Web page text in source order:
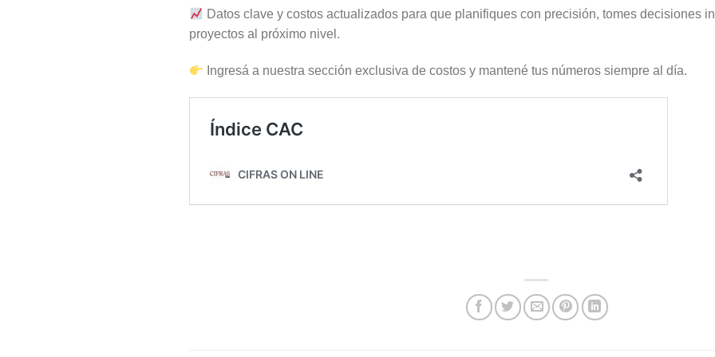
Datos clave y costos actualizados para que planifiques con precisión, tomes decisiones
proyectos al próximo nivel.
Ingresá a nuestra sección exclusiva de costos y mantené tus números siempre al día.